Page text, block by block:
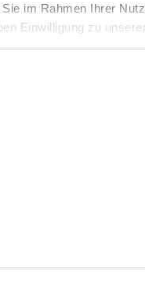
im Rahmen Ihrer
Einwilligung zu
nutzen.